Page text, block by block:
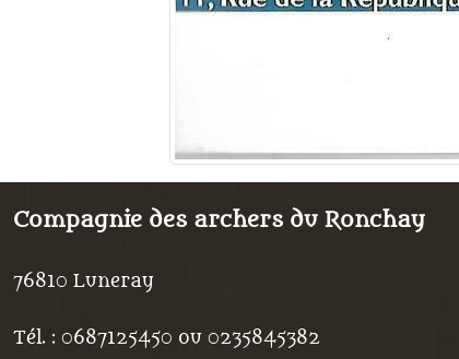
Compagnie des archers du Ronchay
76810 Luneray
Tél. : 0687125450 ou 0235845382